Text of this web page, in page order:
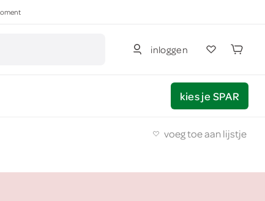
inloggen
kies je SPAR
voeg toe aan lijstje